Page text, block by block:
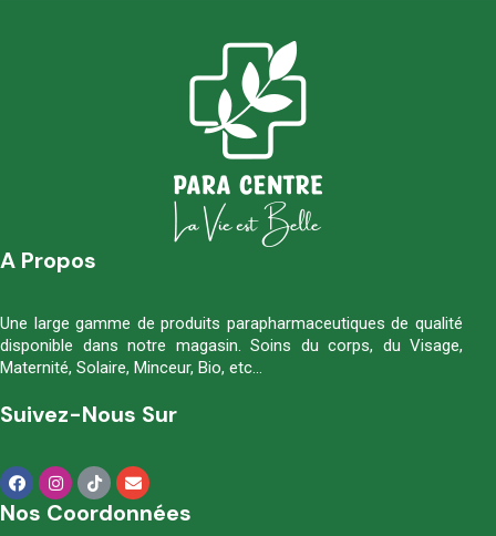
A Propos
Une large gamme de produits parapharmaceutiques de qualité
disponible dans notre magasin. Soins du corps, du Visage,
Maternité, Solaire, Minceur, Bio, etc…
Suivez-Nous Sur
Nos Coordonnées